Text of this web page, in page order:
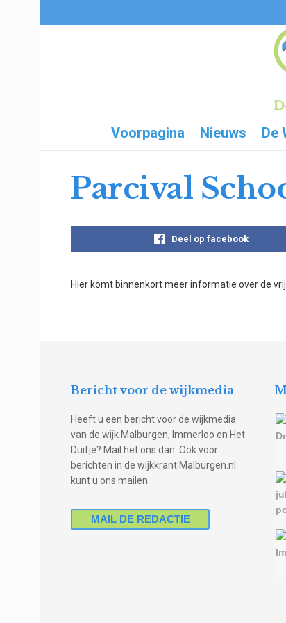
Voorpagina Nieuws De
Parcival
Deel op facebook
Hier komt binnenkort meer informatie over de
Bericht voor de wijkmedia
Heeft u een bericht voor de wijkmedia
van de wijk Malburgen, Immerloo en Het
Duifje? Mail het ons dan. Ook voor
berichten in de wijkkrant Malburgen.nl
kunt u ons mailen.
MAIL DE REDACTIE